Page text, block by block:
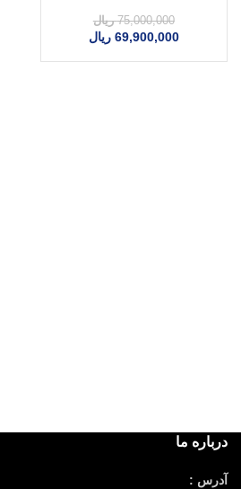
75,000,000 ریال
69,900,000 ریال
درباره ما
آدرس :